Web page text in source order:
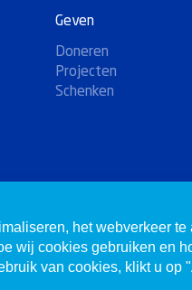
Geven
Doneren
Projecten
Schenken
het webverkeer
wij cookies gebruiken en
van cookies, klikt u op